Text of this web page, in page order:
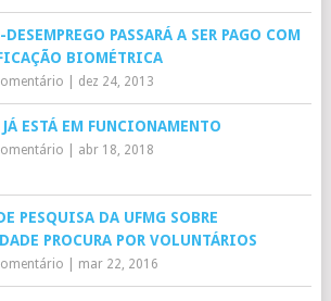
DESEMPREGO PASSARÁ A SER PAGO COM
BIOMÉTRICA
dez 24, 2013
JÁ ESTÁ EM FUNCIONAMENTO
abr 18, 2018
PESQUISA DA UFMG SOBRE
PROCURA POR VOLUNTÁRIOS
mar 22, 2016